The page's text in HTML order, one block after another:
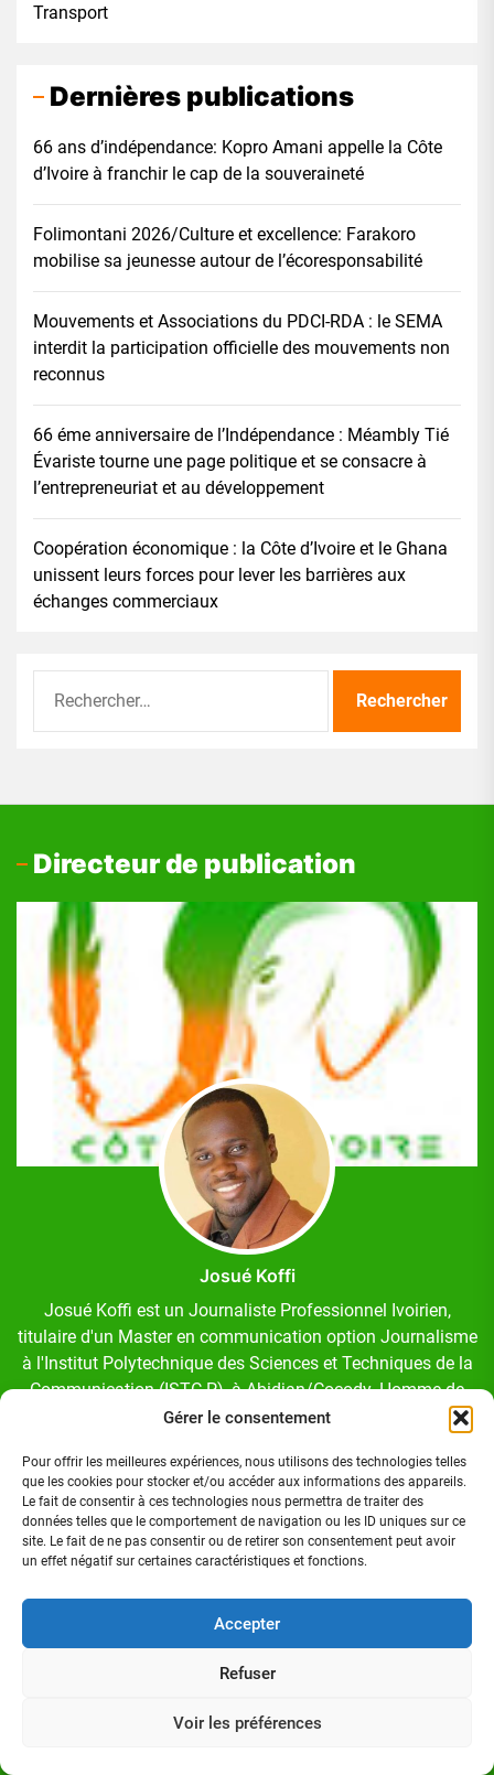
Gérer le consentement
Pour offrir les meilleures expériences, nous utilisons des technologies telles
que les cookies pour stocker et/ou accéder aux informations des appareils.
Le fait de consentir à ces technologies nous permettra de traiter des
données telles que le comportement de navigation ou les ID uniques sur ce
site. Le fait de ne pas consentir ou de retirer son consentement peut avoir
un effet négatif sur certaines caractéristiques et fonctions.
Accepter
Refuser
Voir les préférences
Transport
Dernières publications
66 ans d’indépendance: Kopro Amani appelle la Côte
d’Ivoire à franchir le cap de la souveraineté
Folimontani 2026/Culture et excellence: Farakoro
mobilise sa jeunesse autour de l’écoresponsabilité
Mouvements et Associations du PDCI-RDA : le SEMA
interdit la participation officielle des mouvements non
reconnus
66 éme anniversaire de l’Indépendance : Méambly Tié
Évariste tourne une page politique et se consacre à
l’entrepreneuriat et au développement
Coopération économique : la Côte d’Ivoire et le Ghana
unissent leurs forces pour lever les barrières aux
échanges commerciaux
Directeur de publication
Josué Koffi
Josué Koffi est un Journaliste Professionnel Ivoirien,
titulaire d'un Master en communication option Journalisme
à l'Institut Polytechnique des Sciences et Techniques de la
Communication (ISTC-P), à Abidjan/Cocody. Homme de
médias.
Suivez-nous sur: